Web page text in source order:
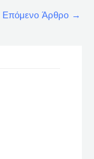
Επόμενο Άρθρο →